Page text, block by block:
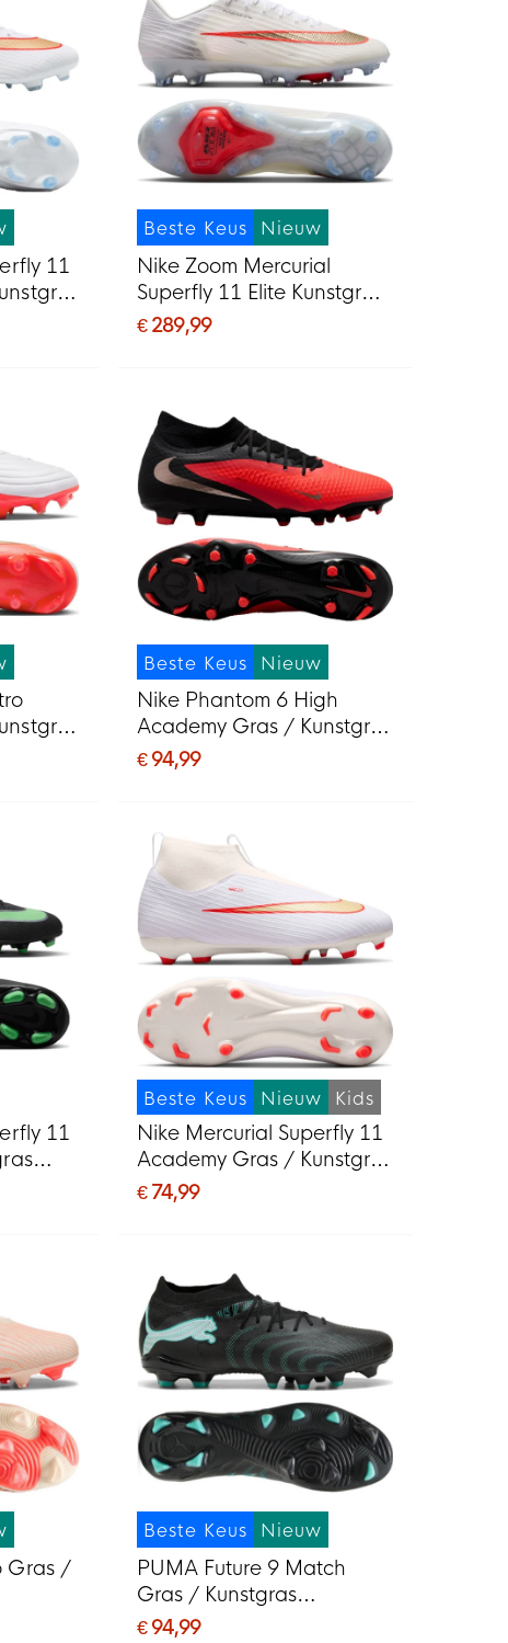
11
Beste Keus Nieuw
Nike Zoom Mercurial
Superfly 11 Elite Kunstgras
Voetbalschoenen (AG) Wit
€ 289,99
Beste Keus Nieuw
Nike Phantom 6 High
Academy Gras / Kunstgras
Voetbalschoenen (MG)
€ 94,99
11
Beste Keus Nieuw Kids
Nike Mercurial Superfly 11
Academy Gras / Kunstgras
Voetbalschoenen (MG)
€ 74,99
Gras /
Beste Keus Nieuw
PUMA Future 9 Match
Gras / Kunstgras
Voetbalschoenen (MG)
€ 94,99